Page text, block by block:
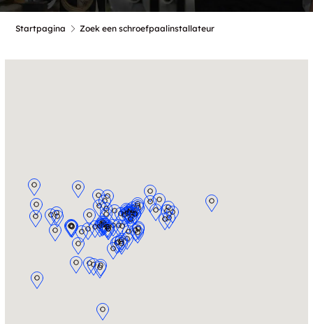
Startpagina Zoek een schroefpaalinstallateur